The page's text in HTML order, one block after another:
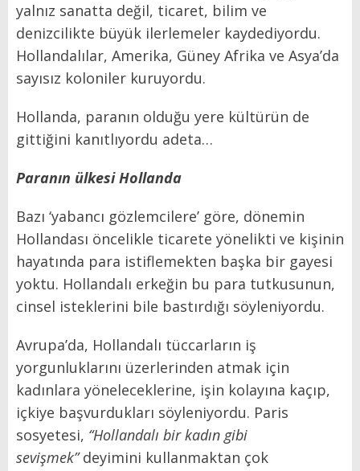
yalnız sanatta değil, ticaret, bilim ve
denizcilikte büyük ilerlemeler kaydediyordu.
Hollandalılar, Amerika, Güney Afrika ve Asya’da
sayısız koloniler kuruyordu.
Hollanda, paranın olduğu yere kültürün de
gittiğini kanıtlıyordu adeta…
Paranın ülkesi Hollanda
Bazı ‘yabancı gözlemcilere’ göre, dönemin
Hollandası öncelikle ticarete yönelikti ve kişinin
hayatında para istiflemekten başka bir gayesi
yoktu. Hollandalı erkeğin bu para tutkusunun,
cinsel isteklerini bile bastırdığı söyleniyordu.
Avrupa’da, Hollandalı tüccarların iş
yorgunluklarını üzerlerinden atmak için
kadınlara yöneleceklerine, işin kolayına kaçıp,
içkiye başvurdukları söyleniyordu. Paris
sosyetesi, “Hollandalı bir kadın gibi
sevişmek”deyimini kullanmaktan çok